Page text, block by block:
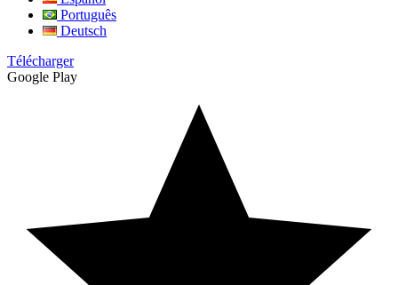
Português
Deutsch
Télécharger
Google Play